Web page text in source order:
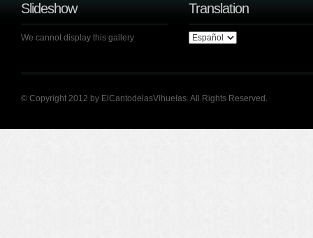
Slideshow
We cannot display this gallery
Translation
© Copyright 2012 by ElCantodelasVihuelas. All Rights Reserved.